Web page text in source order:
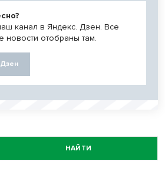
канал в Яндекс. Дзен. Все
новости отобраны там.
НАЙТИ